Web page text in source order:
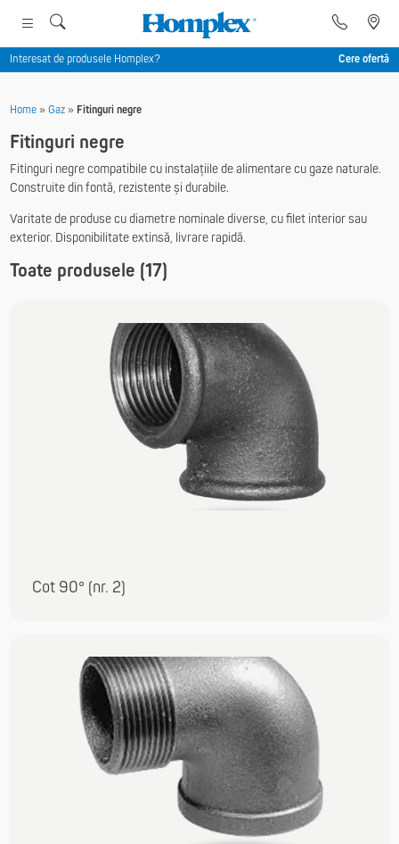
Interesat de produsele Homplex? Cere ofertă
Home» Gaz» Fitinguri negre
Fitinguri negre
Fitinguri negre compatibile cu instalațiile de alimentare cu gaze naturale.
Construite din fontă, rezistente și durabile.
Varitate de produse cu diametre nominale diverse, cu filet interior sau
exterior. Disponibilitate extinsă, livrare rapidă.
Toate produsele (17)
Cot 90° (nr. 2)